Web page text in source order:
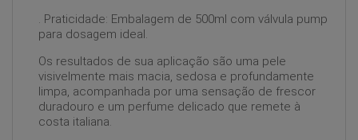
. Praticidade: Embalagem de 500ml com válvula pump
para dosagem ideal.
Os resultados de sua aplicação são uma pele
visivelmente mais macia, sedosa e profundamente
limpa, acompanhada por uma sensação de frescor
duradouro e um perfume delicado que remete à
costa italiana.